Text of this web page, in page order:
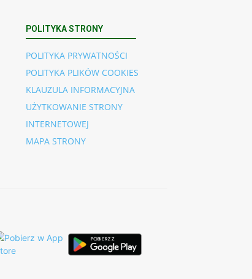
POLITYKA STRONY
POLITYKA PRYWATNOŚCI
POLITYKA PLIKÓW COOKIES
KLAUZULA INFORMACYJNA
UŻYTKOWANIE STRONY
INTERNETOWEJ
MAPA STRONY